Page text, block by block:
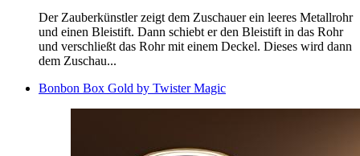
Der Zauberkünstler zeigt dem Zuschauer ein leeres Metallrohr
und einen Bleistift. Dann schiebt er den Bleistift in das Rohr
und verschließt das Rohr mit einem Deckel. Dieses wird dann
dem Zuschau...
Bonbon Box Gold by Twister Magic